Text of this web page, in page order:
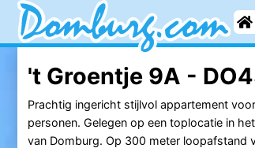
't Groentje 9A -
Prachtig ingericht stijlvol appartement
personen. Gelegen op een toplocatie in
van Domburg. Op 300 meter loopafstand